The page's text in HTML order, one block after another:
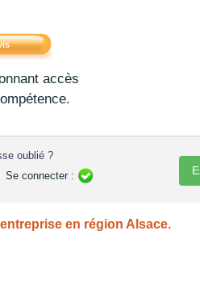
accès
oublié ?
connecter :
en région Alsace.